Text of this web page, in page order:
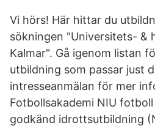
Vi hörs! Här hittar du
sökningen "Universitets- &
Kalmar". Gå igenom listan
utbildning som passar just
intresseanmälan för mer
Fotbollsakademi NIU
godkänd idrottsutbildning